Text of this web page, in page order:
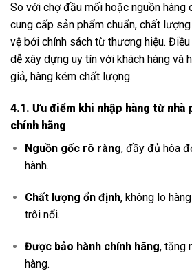
So với chợ đầu mối hoặc nguồn hàng
cung cấp sản phẩm chuẩn, chất
vệ bởi chính sách từ thương hiệu.
dễ xây dựng uy tín với khách hàng và
giả, hàng kém chất lượng.
4.1. Ưu điểm khi nhập hàng từ nhà
chính hãng
Nguồn gốc rõ ràng, đầy đủ hóa
hành.
Chất lượng ổn định, không lo
trôi nổi.
Được bảo hành chính hãng, tăng
hàng.